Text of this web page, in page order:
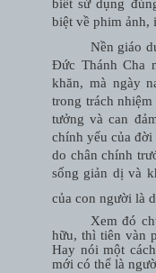
biết sử dụng
biệt về phim ảnh,
Nền giáo
Đức Thánh Cha
khăn, mà ngày
trong trách
tưởng và can
chính yếu của
do chân chính
sống giản dị và
của con người là
Xem đó
hữu, thì tiên vàn
Hay nói một
mới có thể là